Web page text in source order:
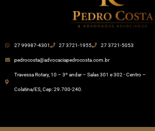
27 99987-4301 27 3721-1955 27 3721-5053
pedrocosta@advocaciapedrocosta.com.br
Travessa Rotary, 10 – 3º andar – Salas 301 e 302 - Centro –
Colatina/ES, Cep: 29.700-240.